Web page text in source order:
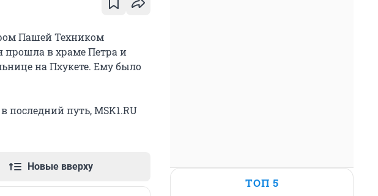
Пашей Техником
прошла в храме Петра и
на Пхукете. Ему было
последний путь, MSK1.RU
Новые вверху
ТОП 5